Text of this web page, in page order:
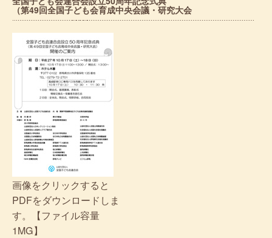
（第49回全国子ども会育成中央会議・研究大会
画像をクリックすると
PDFをダウンロードしま
す。【ファイル容量
1MG】